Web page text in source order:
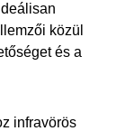
közül
és a
infravörös